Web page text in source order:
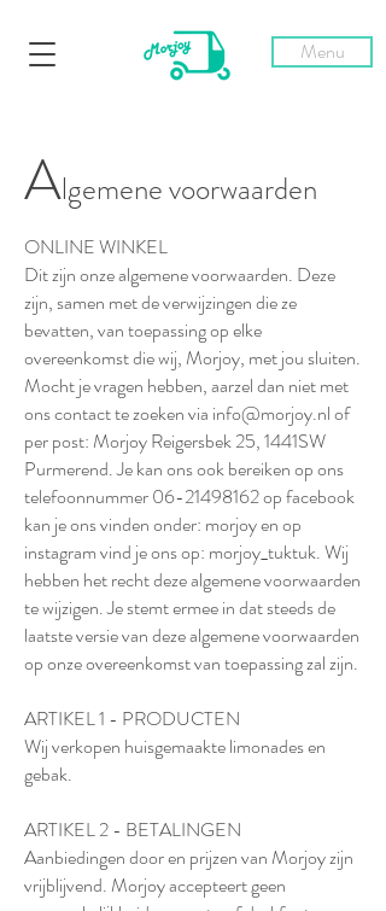
Menu
Algemene voorwaarden
ONLINE WINKEL
Dit zijn onze algemene voorwaarden. Deze
zijn, samen met de verwijzingen die ze
bevatten, van toepassing op elke
overeenkomst die wij, Morjoy, met jou sluiten.
Mocht je vragen hebben, aarzel dan niet met
ons contact te zoeken via info@morjoy.nl of
per post: Morjoy Reigersbek 25, 1441SW
Purmerend. Je kan ons ook bereiken op ons
telefoonnummer 06-21498162 op facebook
kan je ons vinden onder: morjoy en op
instagram vind je ons op: morjoy_tuktuk. Wij
hebben het recht deze algemene voorwaarden
te wijzigen. Je stemt ermee in dat steeds de
laatste versie van deze algemene voorwaarden
op onze overeenkomst van toepassing zal zijn.
ARTIKEL 1 - PRODUCTEN
Wij verkopen huisgemaakte limonades en
gebak.
ARTIKEL 2 - BETALINGEN
Aanbiedingen door en prijzen van Morjoy zijn
vrijblijvend. Morjoy accepteert geen